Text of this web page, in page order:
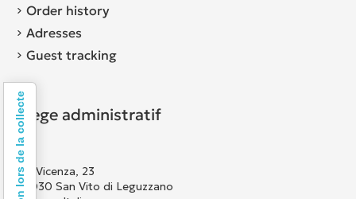
Order history
Adresses
Guest tracking
Siège administratif
Via Vicenza, 23
36030 San Vito di Leguzzano